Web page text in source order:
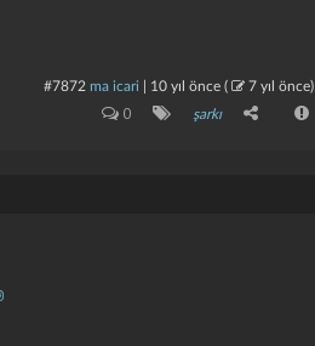
#7872 ma icari 10 yıl önce ( 7 yıl önce)
0 şarkı